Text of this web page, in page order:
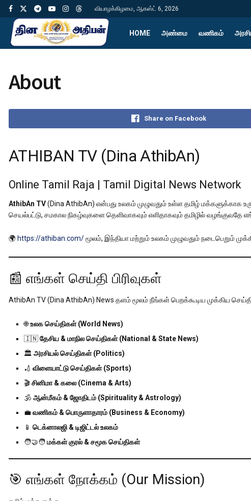
வியாழக்கிழமை, ஆகஸ்ட் 6, 2026
HOME அண்மை வணிகம்
About
Share on Facebook
ATHIBAN TV (Dina AthibAn)
Online Tamil Raja | Tamil Digital News Network
AthibAn TV(Dina AthibAn) என்பது உலகம் முழுவதும் உள்ள தமிழ் மக்களுக்காக
செயல்பட்டு, சமகால நிகழ்வுகளை தெளிவாகவும் எளிதாகவும் தமிழில்
🌍 https://athiban.com/மூலம், இந்தியா மற்றும் உலகம் முழுவதும் நடைபெறும்
📰 எங்கள் செய்தி பிரிவுகள்
AthibAn TV (Dina AthibAn) News தளம் மூலம் நீங்கள் பெறக்கூடிய முக்கிய
🌐உலக செய்திகள் (World News)
🇮🇳தேசிய & மாநில செய்திகள் (National & State News)
🏛️ அரசியல் செய்திகள் (Politics)
🏏 விளையாட்டு செய்திகள் (Sports)
🎬சினிமா & கலை (Cinema & Arts)
🕉️ ஆன்மீகம் & ஜோதிடம் (Spirituality & Astrology)
💼வணிகம் & பொருளாதாரம் (Business & Economy)
📱 டெக்னாலஜி & டிஜிட்டல் உலகம்
🧑‍🤝‍🧑மக்கள் குரல் & சமூக செய்திகள்
🎯 எங்கள் நோக்கம் (Our Mission)